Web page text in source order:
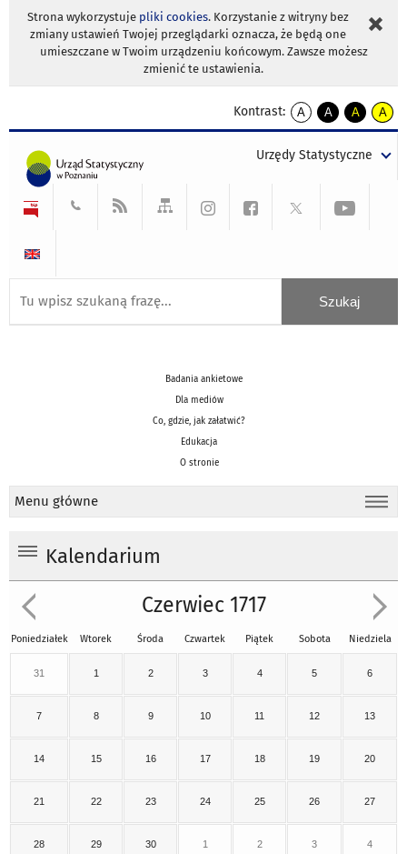
Strona wykorzystuje pliki cookies. Korzystanie z witryny bez
zmiany ustawień Twojej przeglądarki oznacza, że będą one
umieszczane w Twoim urządzeniu końcowym. Zawsze możesz
zmienić te ustawienia.
Kontrast:
A
kontrast
A
kontrast
tekst
czarnym
A
kontrast
tekst
czarnym
A
tekst
żółtym
Urzędy Statystyczne
Badania ankietowe
Dla mediów
Co, gdzie, jak załatwić?
Edukacja
O stronie
Menu główne
Kalendarium
Czerwiec 1717
Poniedziałek Wtorek Środa Czwartek Piątek Sobota Niedziela
31 1 2 3 4 5 6
7 8 9 10 11 12 13
14 15 16 17 18 19 20
21 22 23 24 25 26 27
28 29 30 1 2 3 4